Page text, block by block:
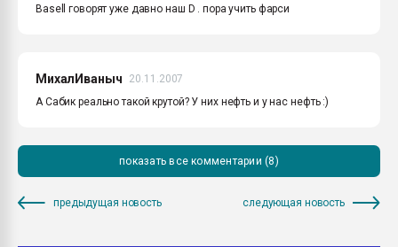
Basell говорят уже давно наш D . пора учить фарси
МихалИваныч
20.11.2007
А Сабик реально такой крутой? У них нефть и у нас нефть :)
показать все комментарии (8)
предыдущая новость следующая новость